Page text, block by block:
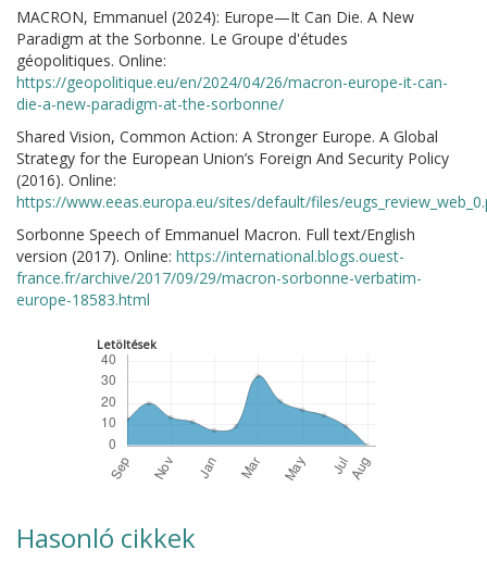
MACRON, Emmanuel (2024): Europe—It Can Die. A New
Paradigm at the Sorbonne. Le Groupe d'études
géopolitiques. Online:
https://geopolitique.eu/en/2024/04/26/macron-europe-it-can-
die-a-new-paradigm-at-the-sorbonne/
Shared Vision, Common Action: A Stronger Europe. A Global
Strategy for the European Union’s Foreign And Security Policy
(2016). Online:
https://www.eeas.europa.eu/sites/default/files/
Sorbonne Speech of Emmanuel Macron. Full text/English
version (2017). Online: https://international.blogs.ouest-
france.fr/archive/2017/09/29/macron-sorbonne-verbatim-
europe-18583.html
Letöltések
Hasonló cikkek